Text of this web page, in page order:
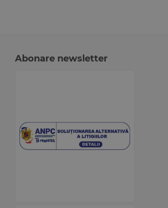
Abonare newsletter